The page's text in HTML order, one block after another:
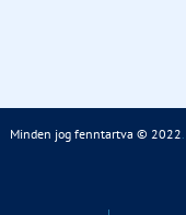
Minden jog fenntartva © 2022.